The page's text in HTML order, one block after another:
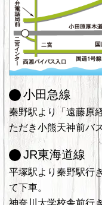
小田急線
秦野駅より「遠藤原
ただき小熊天神前バ
JR東海道線
平塚駅より秦野駅行
て下車。